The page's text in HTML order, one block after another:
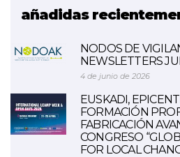
añadidas
NODOS DE
NEWSLETTERS
4 de junio de 2026
EUSKADI,
FORMACIÓN
FABRICACIÓN
CONGRESO
FOR LOCAL